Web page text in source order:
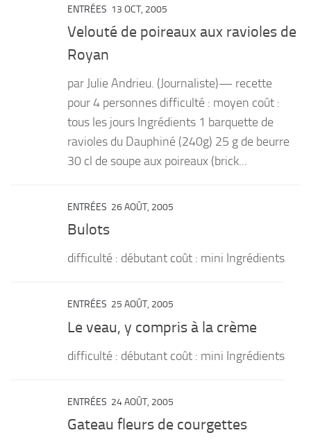
ENTRÉES 13 OCT, 2005
Velouté de poireaux aux ravioles de
Royan
par Julie Andrieu. (Journaliste)— recette
pour 4 personnes difficulté : moyen coût :
tous les jours Ingrédients 1 barquette de
ravioles du Dauphiné (240g) 25 g de beurre
30 cl de soupe aux poireaux (brick...
ENTRÉES 26 AOÛT, 2005
Bulots
difficulté : débutant coût : mini Ingrédients
ENTRÉES 25 AOÛT, 2005
Le veau, y compris à la crème
difficulté : débutant coût : mini Ingrédients
ENTRÉES 24 AOÛT, 2005
Gateau fleurs de courgettes